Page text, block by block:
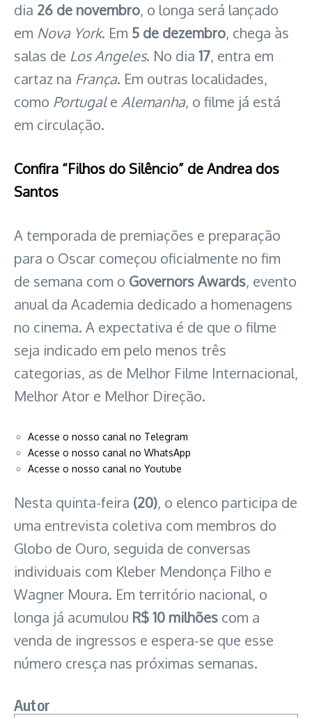
dia 26 de novembro, o longa será lançado
em Nova York. Em 5 de dezembro, chega às
salas de Los Angeles. No dia 17, entra em
cartaz na França. Em outras localidades,
como Portugale Alemanha, o filme já está
em circulação.
Confira “Filhos do Silêncio” de Andrea dos
Santos
A temporada de premiações e preparação
para o Oscar começou oficialmente no fim
de semana com o Governors Awards, evento
anual da Academia dedicado a homenagens
no cinema. A expectativa é de que o filme
seja indicado em pelo menos três
categorias, as de Melhor Filme Internacional,
Melhor Ator e Melhor Direção.
Acesse o nosso canal no Telegram
Acesse o nosso canal no WhatsApp
Acesse o nosso canal no Youtube
Nesta quinta-feira (20), o elenco participa de
uma entrevista coletiva com membros do
Globo de Ouro, seguida de conversas
individuais com Kleber Mendonça Filho e
Wagner Moura. Em território nacional, o
longa já acumulou R$ 10 milhões com a
venda de ingressos e espera-se que esse
número cresça nas próximas semanas.
Autor